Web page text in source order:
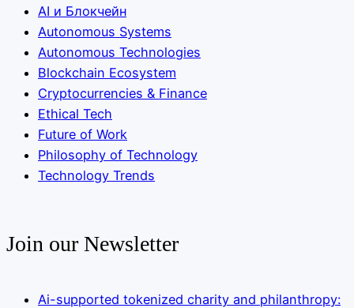
AI и Блокчейн
Autonomous Systems
Autonomous Technologies
Blockchain Ecosystem
Cryptocurrencies & Finance
Ethical Tech
Future of Work
Philosophy of Technology
Technology Trends
Join our Newsletter
Ai-supported tokenized charity and philanthropy: